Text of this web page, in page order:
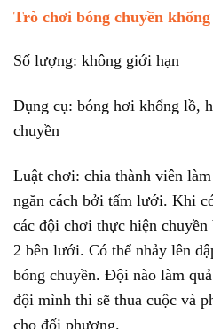
Trò chơi bóng chuyền
Số lượng: không giới hạn
Dụng cụ: bóng hơi khổng lồ,
chuyền
Luật chơi: chia thành viên
ngăn cách bởi tấm lưới. Khi
các đội chơi thực hiện
2 bên lưới. Có thể nhảy lên
bóng chuyền. Đội nào làm
đội mình thì sẽ thua cuộc và
cho đối phương.